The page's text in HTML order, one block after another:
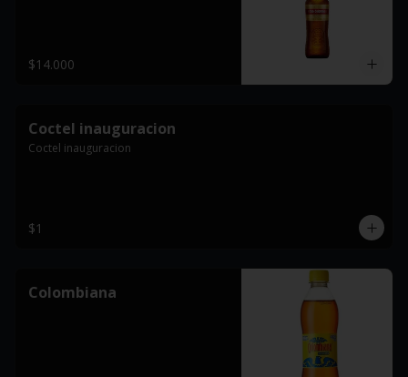
$14.000
Coctel inauguracion
Coctel inauguracion
$1
Colombiana